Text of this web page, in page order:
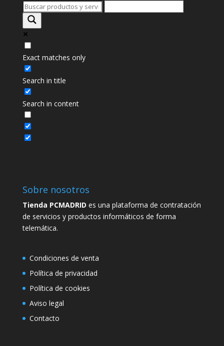
Exact matches only
Search in title
Search in content
Sobre nosotros
Tienda PCMADRID es una plataforma de contratación
de servicios y productos informáticos de forma
telemática.
Condiciones de venta
Política de privacidad
Política de cookies
Aviso legal
Contacto